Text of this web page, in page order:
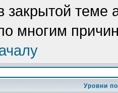
закрытой теме
многим
Уровни